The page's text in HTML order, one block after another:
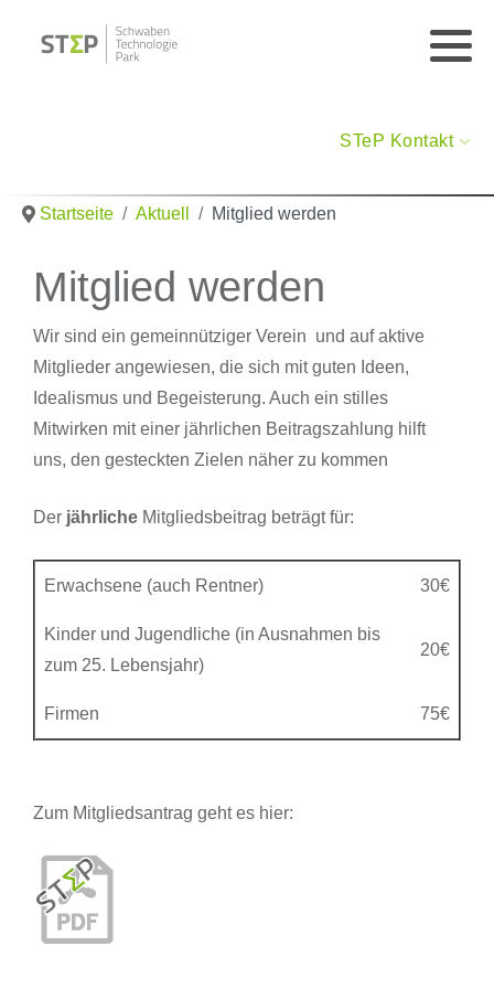
STeP Kontakt
Startseite Aktuell Mitglied werden
Mitglied werden
Wir sind ein gemeinnütziger Verein und auf aktive
Mitglieder angewiesen, die sich mit guten Ideen,
Idealismus und Begeisterung. Auch ein stilles
Mitwirken mit einer jährlichen Beitragszahlung hilft
uns, den gesteckten Zielen näher zu kommen
Der jährliche Mitgliedsbeitrag beträgt für:
Erwachsene (auch Rentner) 30€
Kinder und Jugendliche (in Ausnahmen bis
zum 25. Lebensjahr)
20€
Firmen 75€
Zum Mitgliedsantrag geht es hier: